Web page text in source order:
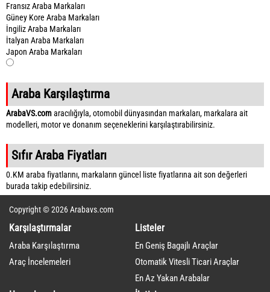
Fransız Araba Markaları
Güney Kore Araba Markaları
İngiliz Araba Markaları
İtalyan Araba Markaları
Japon Araba Markaları
Araba Karşılaştırma
ArabaVS.comaracılığıyla, otomobil dünyasından markaları, markalara ait
modelleri, motor ve donanım seçeneklerini karşılaştırabilirsiniz.
Sıfır Araba Fiyatları
0.KM araba fiyatlarını, markaların güncel liste fiyatlarına ait son değerleri
burada takip edebilirsiniz.
Copyright © 2026 Arabavs.com
Karşılaştırmalar
Araba Karşılaştırma
Araç İncelemeleri
Listeler
En Geniş Bagajlı Araçlar
Otomatik Vitesli Ticari Araçlar
En Az Yakan Arabalar